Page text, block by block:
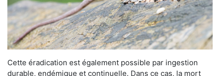
Cette éradication est également possible par ingestion
durable, endémique et continuelle. Dans ce cas, la mort